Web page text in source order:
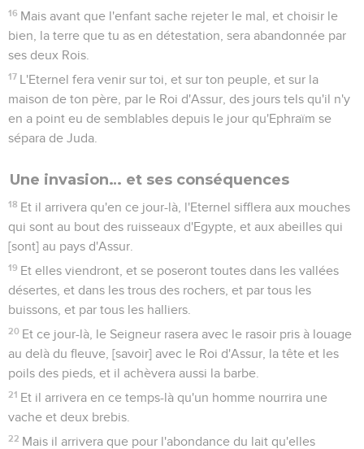
16 Mais avant que l'enfant sache rejeter le mal, et choisir le
bien, la terre que tu as en détestation, sera abandonnée par
ses deux Rois.
17 L'Eternel fera venir sur toi, et sur ton peuple, et sur la
maison de ton père, par le Roi d'Assur, des jours tels qu'il n'y
en a point eu de semblables depuis le jour qu'Ephraïm se
sépara de Juda.
Une invasion… et ses conséquences
18 Et il arrivera qu'en ce jour-là, l'Eternel sifflera aux mouches
qui sont au bout des ruisseaux d'Egypte, et aux abeilles qui
[sont] au pays d'Assur.
19 Et elles viendront, et se poseront toutes dans les vallées
désertes, et dans les trous des rochers, et par tous les
buissons, et par tous les halliers.
20 Et ce jour-là, le Seigneur rasera avec le rasoir pris à louage
au delà du fleuve, [savoir] avec le Roi d'Assur, la tête et les
poils des pieds, et il achèvera aussi la barbe.
21 Et il arrivera en ce temps-là qu'un homme nourrira une
vache et deux brebis.
22 Mais il arrivera que pour l'abondance du lait qu'elles